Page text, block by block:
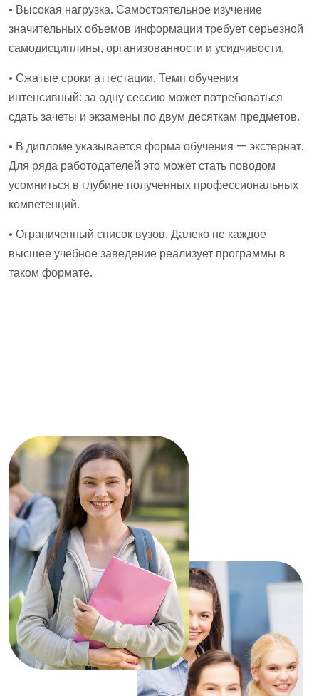
• Высокая нагрузка. Самостоятельное изучение
значительных объемов информации требует серьезной
самодисциплины, организованности и усидчивости.
• Сжатые сроки аттестации. Темп обучения
интенсивный: за одну сессию может потребоваться
сдать зачеты и экзамены по двум десяткам предметов.
• В дипломе указывается форма обучения — экстернат.
Для ряда работодателей это может стать поводом
усомниться в глубине полученных профессиональных
компетенций.
• Ограниченный список вузов. Далеко не каждое
высшее учебное заведение реализует программы в
таком формате.